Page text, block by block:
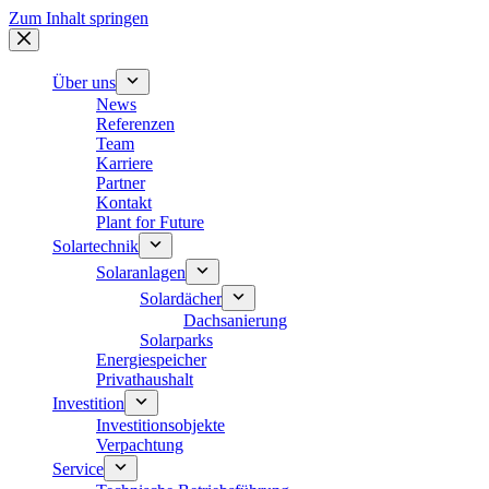
Zum Inhalt springen
Über uns
News
Referenzen
Team
Karriere
Partner
Kontakt
Plant for Future
Solartechnik
Solaranlagen
Solardächer
Dachsanierung
Solarparks
Energiespeicher
Privathaushalt
Investition
Investitionsobjekte
Verpachtung
Service